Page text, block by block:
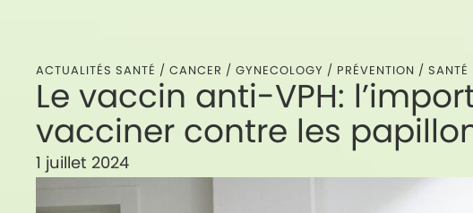
ACTUALITÉS SANTÉ / CANCER / GYNECOLOGY / PRÉVENTION / SANTÉ
Le vaccin anti-VPH:
vacciner contre les
1 juillet 2024